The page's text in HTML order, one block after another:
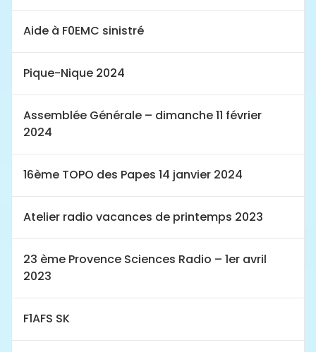
Aide à F0EMC sinistré
Pique-Nique 2024
Assemblée Générale – dimanche 11 février
2024
16ème TOPO des Papes 14 janvier 2024
Atelier radio vacances de printemps 2023
23 ème Provence Sciences Radio – 1er avril
2023
F1AFS SK